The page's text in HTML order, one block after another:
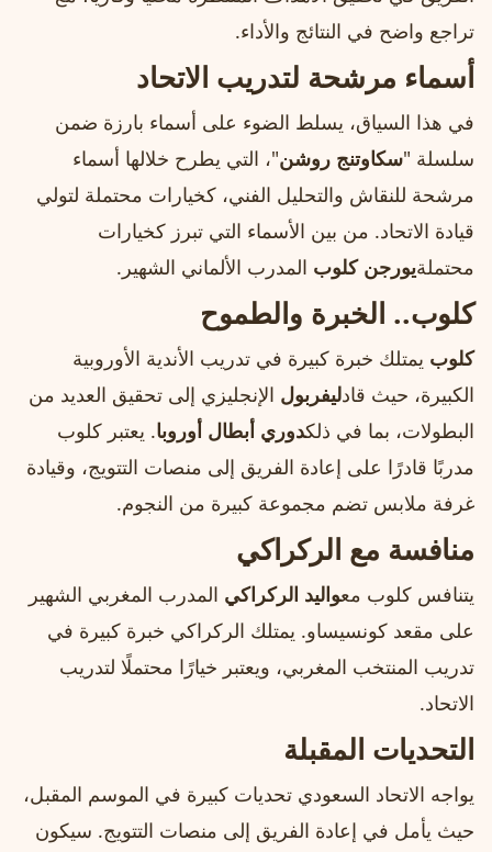
تراجع واضح في النتائج والأداء.
أسماء مرشحة لتدريب الاتحاد
في هذا السياق، يسلط الضوء على أسماء بارزة ضمن
سلسلة "سكاوتنج روشن"، التي يطرح خلالها أسماء
مرشحة للنقاش والتحليل الفني، كخيارات محتملة لتولي
قيادة الاتحاد. من بين الأسماء التي تبرز كخيارات
محتملةيورجن كلوب المدرب الألماني الشهير.
كلوب.. الخبرة والطموح
كلوب يمتلك خبرة كبيرة في تدريب الأندية الأوروبية
الكبيرة، حيث قادليفربول الإنجليزي إلى تحقيق العديد من
البطولات، بما في ذلكدوري أبطال أوروبا. يعتبر كلوب
مدربًا قادرًا على إعادة الفريق إلى منصات التتويج، وقيادة
غرفة ملابس تضم مجموعة كبيرة من النجوم.
منافسة مع الركراكي
يتنافس كلوب معواليد الركراكي المدرب المغربي الشهير
على مقعد كونسيساو. يمتلك الركراكي خبرة كبيرة في
تدريب المنتخب المغربي، ويعتبر خيارًا محتملًا لتدريب
الاتحاد.
التحديات المقبلة
يواجه الاتحاد السعودي تحديات كبيرة في الموسم المقبل،
حيث يأمل في إعادة الفريق إلى منصات التتويج. سيكون